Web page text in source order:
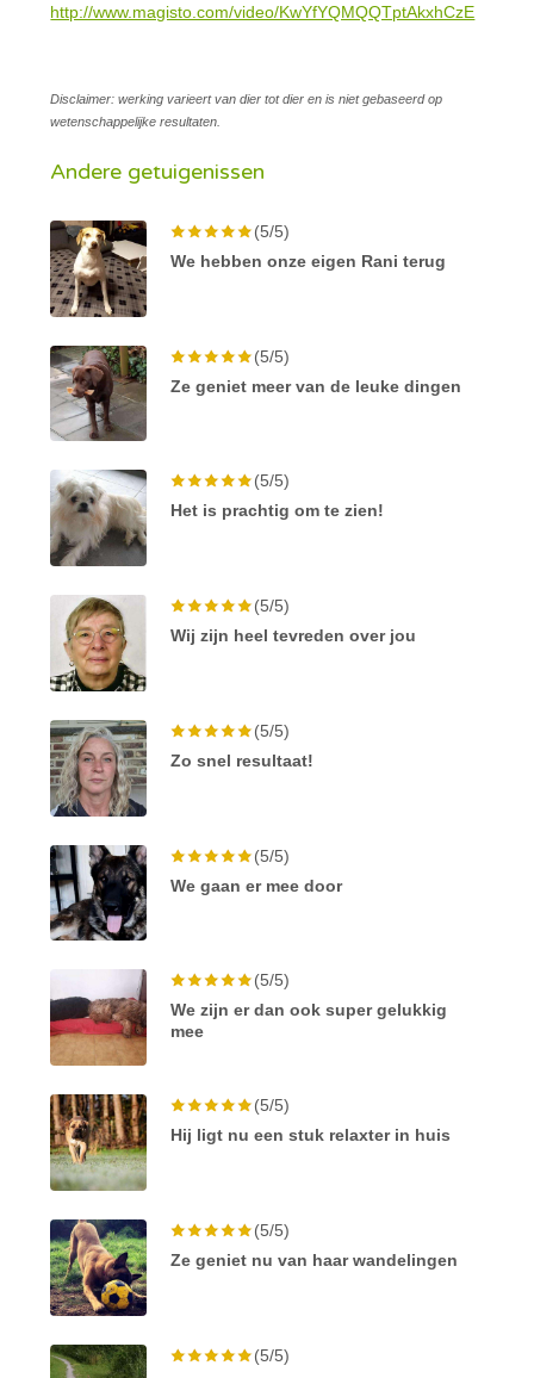
http://www.magisto.com/video/KwYfYQMQQTptAkxhCzE
Disclaimer: werking varieert van dier tot dier en is niet gebaseerd op
wetenschappelijke resultaten.
Andere getuigenissen
(5/5)
We hebben onze eigen Rani terug
(5/5)
Ze geniet meer van de leuke dingen
(5/5)
Het is prachtig om te zien!
(5/5)
Wij zijn heel tevreden over jou
(5/5)
Zo snel resultaat!
(5/5)
We gaan er mee door
(5/5)
We zijn er dan ook super gelukkig
mee
(5/5)
Hij ligt nu een stuk relaxter in huis
(5/5)
Ze geniet nu van haar wandelingen
(5/5)